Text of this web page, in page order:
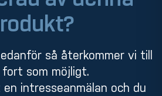
så återkommer vi till
fort som möjligt.
intresseanmälan och du